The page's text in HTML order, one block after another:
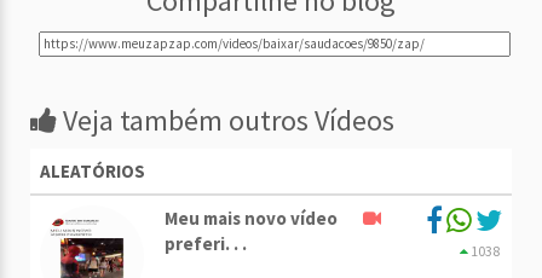
Veja também outros Vídeos
ALEATÓRIOS
Meu mais novo vídeo
preferi. . .
1038